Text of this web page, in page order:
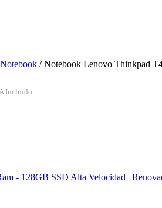
/ Notebook Lenovo Thinkpad
Incluído